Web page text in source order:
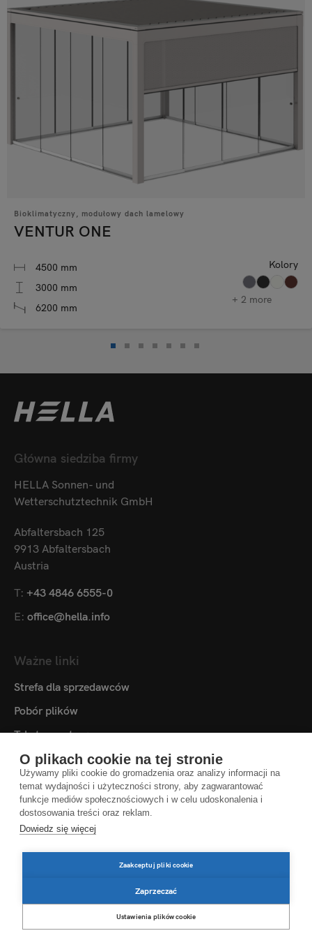
O plikach cookie na tej stronie
Używamy pliki cookie do gromadzenia oraz analizy informacji na
temat wydajności i użyteczności strony, aby zagwarantować
funkcje mediów społecznościowych i w celu udoskonalenia i
dostosowania treści oraz reklam.
Dowiedz się więcej
Zaakceptuj pliki cookie
Zaprzeczać
Ustawienia plików cookie
Bioklimatyczny, modułowy dach lamelowy
VENTUR ONE
4500 mm
3000 mm
6200 mm
Kolory
+ 2 more
Główna siedziba firmy
HELLA Sonnen- und
Wetterschutztechnik GmbH
Abfaltersbach 125
9913 Abfaltersbach
Austria
T: +43 4846 6555-0
E: office@hella.info
Ważne linki
Strefa dla sprzedawców
Pobór plików
Teksty przetargowe
Mediateka
Kontakt
Ustawienia plików cookie
IMPRESSUM